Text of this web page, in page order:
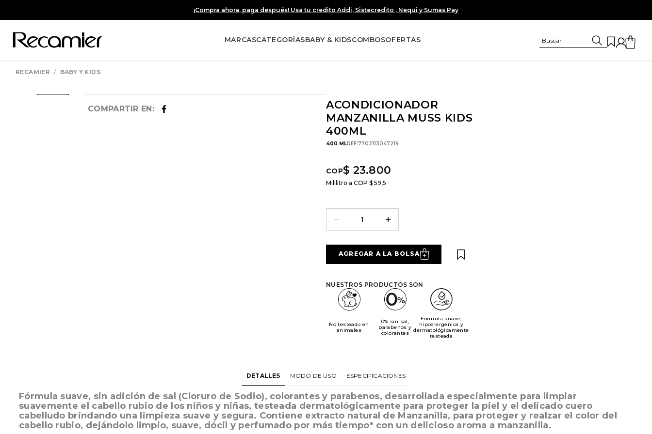
¡Compra ahora, paga después! Usa tu credito Addi, Sistecredito , Nequi y Sumas Pay
MARCASCATEGORÍASBABY & KIDSCOMBOSOFERTAS
BABY Y KIDS
COMPARTIR EN:
ACONDICIONADOR
MANZANILLA MUSS KIDS
400ML
400 MLREF:7702113047219
$ 23.800
Mililitro a COP $ 59,5
AGREGAR A LA BOLSA
NUESTROS PRODUCTOS SON
No testeado en
animales
0% sin sal,
parabenos y
colorantes
Fórmula suave,
hipoalergénica y
dermatológicamente
testeada
DETALLES MODO DE USO ESPECIFICACIONES
Fórmula suave, sin adición de sal (Cloruro de Sodio), colorantes y parabenos, desarrollada especialmente para limpiar
suavemente el cabello rubio de los niños y niñas, testeada dermatológicamente para proteger la piel y el delicado cuero
cabelludo brindando una limpieza suave y segura. Contiene extracto natural de Manzanilla, para proteger y realzar el color del
cabello rubio, dejándolo limpio, suave, dócil y perfumado por más tiempo* con un delicioso aroma a manzanilla.